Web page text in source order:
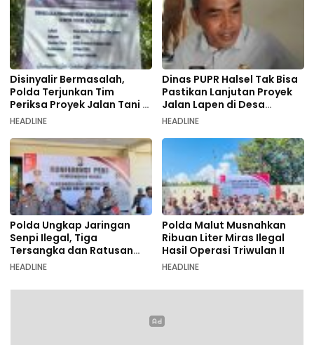
Disinyalir Bermasalah,
Polda Terjunkan Tim
Periksa Proyek Jalan Tani di
Galala
HEADLINE
Dinas PUPR Halsel Tak Bisa
Pastikan Lanjutan Proyek
Jalan Lapen di Desa
Sambiki
HEADLINE
Polda Ungkap Jaringan
Senpi Ilegal, Tiga
Tersangka dan Ratusan
Amunisi Diamankan
HEADLINE
Polda Malut Musnahkan
Ribuan Liter Miras Ilegal
Hasil Operasi Triwulan II
HEADLINE